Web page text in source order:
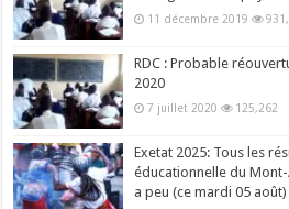
11 décembre 2019
RDC : Probable
2020
7 juillet 2020 125,262
Exetat 2025: Tous les
éducationnelle du
a peu (ce mardi 05 août)